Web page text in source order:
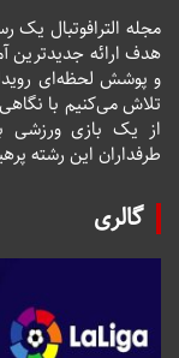
مجله الترافوتبال
هدف ارائه
و پوشش لحظه‌ای
تلاش می‌کنیم با
از یک بازی ورزشی
طرفداران این رشته
گالری